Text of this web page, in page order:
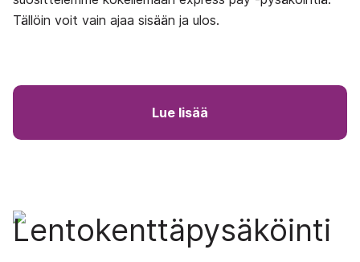
Tällöin voit vain ajaa sisään ja ulos.
Lue lisää
Lentokenttäpysäköinti